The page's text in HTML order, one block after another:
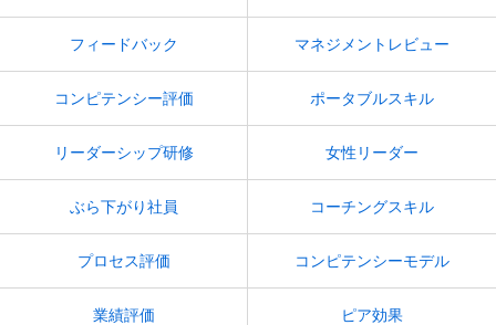
フィードバック マネジメントレビュー
コンピテンシー評価 ポータブルスキル
リーダーシップ研修 女性リーダー
ぶら下がり社員 コーチングスキル
プロセス評価 コンピテンシーモデル
業績評価 ピア効果